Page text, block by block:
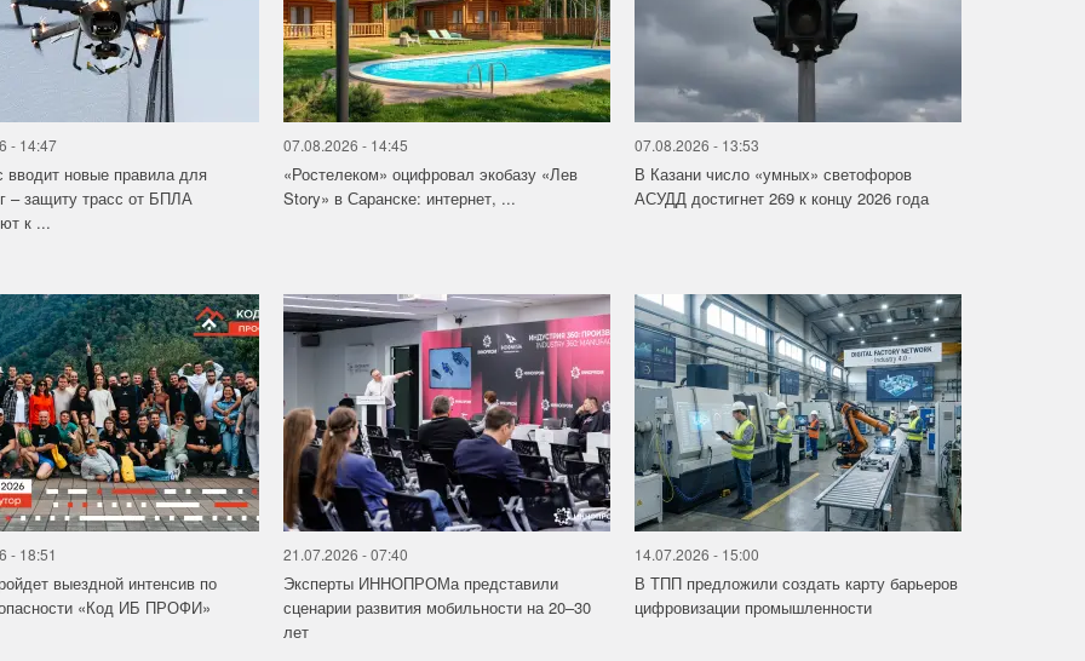
- 14:47
вводит новые правила для
– защиту трасс от БПЛА
к ...
07.08.2026 - 14:45
«Ростелеком» оцифровал экобазу «Лев
Story» в Саранске: интернет, ...
07.08.2026 - 13:53
В Казани число «умных» светофоров
АСУДД достигнет 269 к концу 2026 года
- 18:51
выездной интенсив по
«Код ИБ ПРОФИ»
21.07.2026 - 07:40
Эксперты ИННОПРОМа представили
сценарии развития мобильности на 20–30
лет
14.07.2026 - 15:00
В ТПП предложили создать карту барьеров
цифровизации промышленности